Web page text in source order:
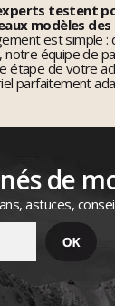
testent
modèles
est simple :
notre équipe de
étape de votre
parfaitement
de
astuces,